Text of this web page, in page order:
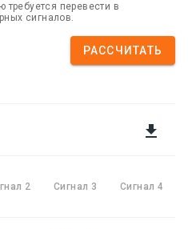
требуется перевести в
сигналов.
РАССЧИТАТЬ

2 Сигнал 3 Сигнал 4